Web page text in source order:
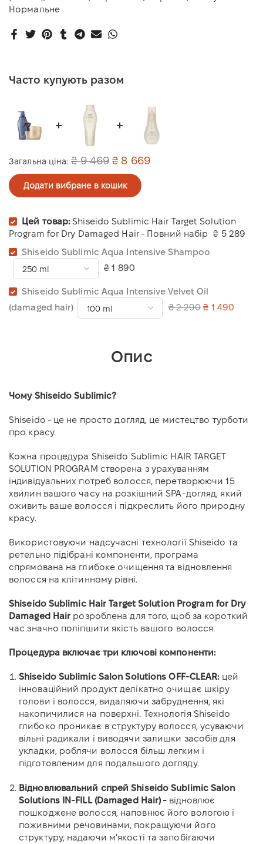
Нормальне
Часто купують разом
Загальна ціна: ₴ 9 469 ₴ 8 669
Додати вибране в кошик
Цей товар:Shiseido Sublimic Hair Target Solution
Program for Dry Damaged Hair - Повний набір
₴ 5 289
Shiseido Sublimic Aqua Intensive Shampoo
₴ 1 890
Shiseido Sublimic Aqua Intensive Velvet Oil
(damaged hair)
₴ 2 290 ₴ 1 490
Опис
Чому Shiseido Sublimic?
Shiseido - це не просто догляд, це мистецтво турботи
про красу.
Кожна процедура Shiseido Sublimic HAIR TARGET
SOLUTION PROGRAM створена з урахуванням
індивідуальних потреб волосся, перетворюючи 15
хвилин вашого часу на розкішний SPA-догляд, який
оживить ваше волосся і підкреслить його природну
красу.
Використовуючи надсучасні технології Shiseido та
ретельно підібрані компоненти, програма
спрямована на глибоке очищення та відновлення
волосся на клітинному рівні.
Shiseido Sublimic Hair Target Solution Program for Dry
Damaged Hair розроблена для того, щоб за короткий
час значно поліпшити якість вашого волосся.
Процедура включає три ключові компоненти:
Shiseido Sublimic Salon Solutions OFF-CLEAR: цей
інноваційний продукт делікатно очищає шкіру
голови і волосся, видаляючи забруднення, які
накопичилися на поверхні. Технологія Shiseido
глибоко проникає в структуру волосся, усуваючи
вільні радикали і виводячи залишки засобів для
укладки, роблячи волосся більш легким і
підготовленим для подальшого догляду.
Відновлювальний спрей Shiseido Sublimic Salon
Solutions IN-FILL (Damaged Hair) - відновлює
пошкоджене волосся, наповнює його вологою і
поживними речовинами, покращуючи його
структуру, надаючи м'якості та запобігаючи